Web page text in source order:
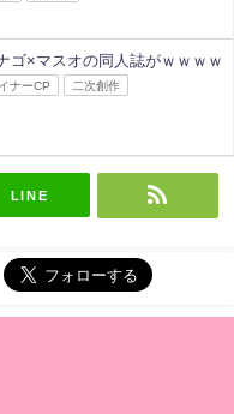
ゴ×マスオの同人誌がｗｗｗｗ
ナーCP 二次創作
LINE